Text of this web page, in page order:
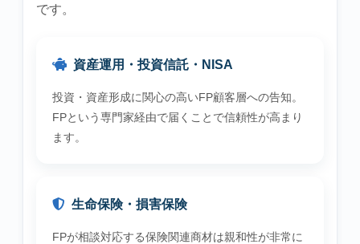
です。
資産運用・投資信託・NISA
投資・資産形成に関心の高いFP顧客層への告知。
FPという専門家経由で届くことで信頼性が高まり
ます。
生命保険・損害保険
FPが相談対応する保険関連商材は親和性が非常に